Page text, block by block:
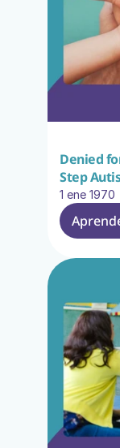
Denied
Step
1 ene 1970